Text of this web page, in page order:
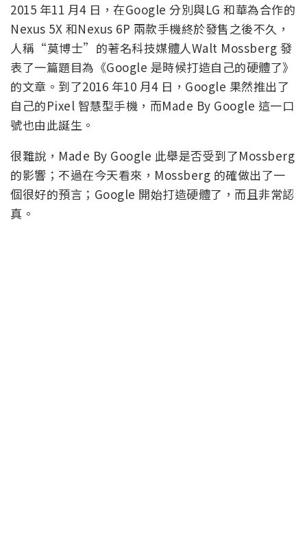
2015 年11 月4 日，在Google 分別與LG 和華為合作的
Nexus 5X 和Nexus 6P 兩款手機終於發售之後不久，
人稱“莫博士”的著名科技媒體人Walt Mossberg 發
表了一篇題目為《Google 是時候打造自己的硬體了》
的文章。到了2016 年10 月4 日，Google 果然推出了
自己的Pixel 智慧型手機，而Made By Google 這一口
號也由此誕生。
很難說，Made By Google 此舉是否受到了Mossberg
的影響；不過在今天看來，Mossberg 的確做出了一
個很好的預言；Google 開始打造硬體了，而且非常認
真。